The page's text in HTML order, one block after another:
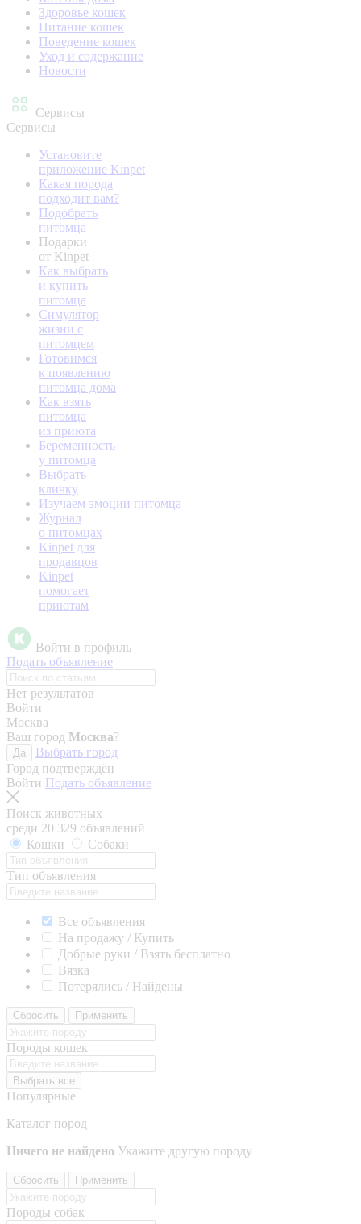
Здоровье кошек
Питание кошек
Поведение кошек
Уход и содержание
Новости
Сервисы
Сервисы
Установите
приложение Kinpet
Какая порода
подходит вам?
Подобрать
питомца
Подарки
от Kinpet
Как выбрать
и купить
питомца
Симулятор
жизни с
питомцем
Готовимся
к появлению
питомца дома
Как взять
питомца
из приюта
Беременность
у питомца
Выбрать
кличку
Изучаем эмоции питомца
Журнал
о питомцах
Kinpet для
продавцов
Kinpet
помогает
приютам
Войти в профиль
Подать объявление
Нет результатов
Войти
Москва
Ваш город Москва?
Да
Выбрать город
Город подтверждён
Войти Подать объявление
Поиск животных
среди 20 329 объявлений
Кошки
Собаки
Тип объявления
Все объявления
На продажу / Купить
Добрые руки / Взять бесплатно
Вязка
Потерялись / Найдены
Сбросить Применить
Породы кошек
Выбрать все
Популярные
Каталог пород
Ничего не найдено Укажите другую породу
Сбросить Применить
Породы собак